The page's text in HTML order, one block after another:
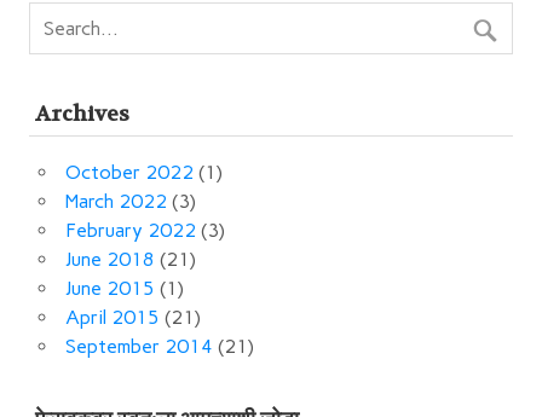
Archives
October 2022 (1)
March 2022 (3)
February 2022 (3)
June 2018 (21)
June 2015 (1)
April 2015 (21)
September 2014 (21)